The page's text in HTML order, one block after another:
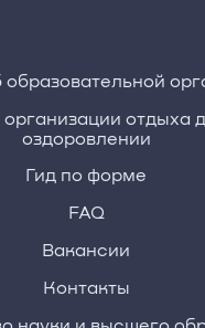
отдыха
оздоровлении
Гид по форме
FAQ
Вакансии
Контакты